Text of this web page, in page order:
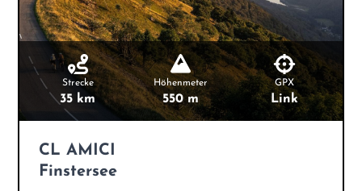
Strecke
35 km
Höhenmeter
550 m
GPX
Link
CL AMICI
Finstersee